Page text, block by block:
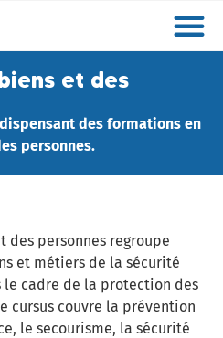
et des
des formations en
personnes.
des personnes regroupe
et métiers de la sécurité
cadre de la protection des
cursus couvre la prévention
le secourisme, la sécurité